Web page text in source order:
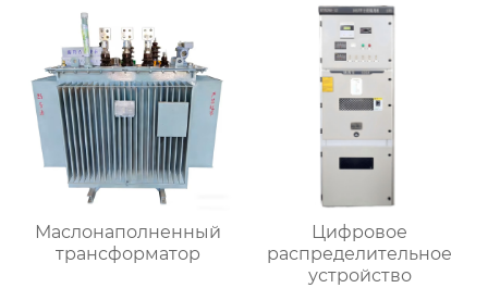
Маслонаполненный
трансформатор
Цифровое
распределительное
устройство